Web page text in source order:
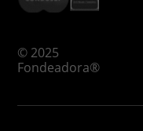
© 2025
Fondeadora®